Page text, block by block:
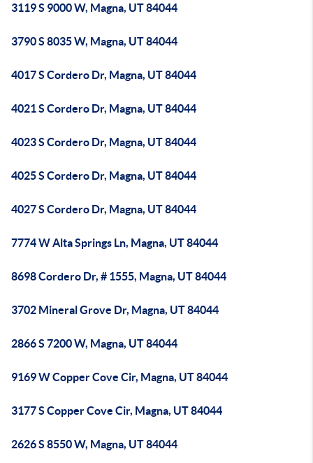
3119 S 9000 W, Magna, UT 84044
3790 S 8035 W, Magna, UT 84044
4017 S Cordero Dr, Magna, UT 84044
4021 S Cordero Dr, Magna, UT 84044
4023 S Cordero Dr, Magna, UT 84044
4025 S Cordero Dr, Magna, UT 84044
4027 S Cordero Dr, Magna, UT 84044
7774 W Alta Springs Ln, Magna, UT 84044
8698 Cordero Dr, # 1555, Magna, UT 84044
3702 Mineral Grove Dr, Magna, UT 84044
2866 S 7200 W, Magna, UT 84044
9169 W Copper Cove Cir, Magna, UT 84044
3177 S Copper Cove Cir, Magna, UT 84044
2626 S 8550 W, Magna, UT 84044